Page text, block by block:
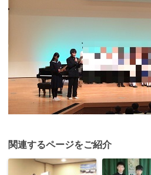
関連するページをご紹介